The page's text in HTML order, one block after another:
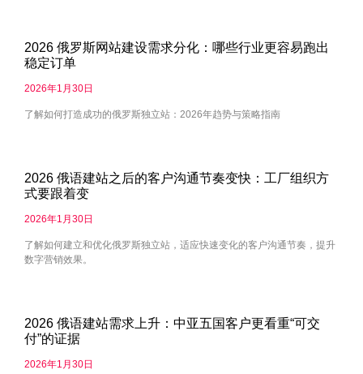
2026 俄罗斯网站建设需求分化：哪些行业更容易跑出
稳定订单
2026年1月30日
了解如何打造成功的俄罗斯独立站：2026年趋势与策略指南
2026 俄语建站之后的客户沟通节奏变快：工厂组织方
式要跟着变
2026年1月30日
了解如何建立和优化俄罗斯独立站，适应快速变化的客户沟通节奏，提升
数字营销效果。
2026 俄语建站需求上升：中亚五国客户更看重“可交
付”的证据
2026年1月30日